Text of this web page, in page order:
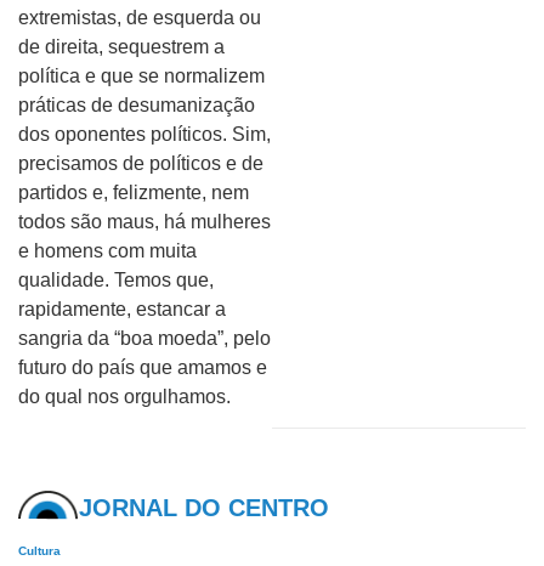
extremistas, de esquerda ou
de direita, sequestrem a
política e que se normalizem
práticas de desumanização
dos oponentes políticos. Sim,
precisamos de políticos e de
partidos e, felizmente, nem
todos são maus, há mulheres
e homens com muita
qualidade. Temos que,
rapidamente, estancar a
sangria da “boa moeda”, pelo
futuro do país que amamos e
do qual nos orgulhamos.
JORNAL DO CENTRO
Cultura